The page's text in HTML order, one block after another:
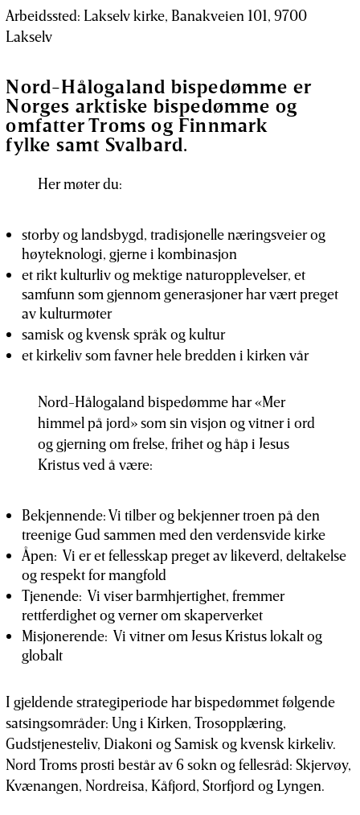
Arbeidssted: Lakselv kirke, Banakveien 101, 9700
Lakselv
Nord-Hålogaland bispedømme er
Norges arktiske bispedømme og
omfatter Troms og Finnmark
fylke samt Svalbard.
Her møter du:
storby og landsbygd, tradisjonelle næringsveier og
høyteknologi, gjerne i kombinasjon
et rikt kulturliv og mektige naturopplevelser, et
samfunn som gjennom generasjoner har vært preget
av kulturmøter
samisk og kvensk språk og kultur
et kirkeliv som favner hele bredden i kirken vår
Nord-Hålogaland bispedømme har «Mer
himmel på jord» som sin visjon og vitner i ord
og gjerning om frelse, frihet og håp i Jesus
Kristus ved å være:
Bekjennende: Vi tilber og bekjenner troen på den
treenige Gud sammen med den verdensvide kirke
Åpen: Vi er et fellesskap preget av likeverd, deltakelse
og respekt for mangfold
Tjenende: Vi viser barmhjertighet, fremmer
rettferdighet og verner om skaperverket
Misjonerende: Vi vitner om Jesus Kristus lokalt og
globalt
I gjeldende strategiperiode har bispedømmet følgende
satsingsområder: Ung i Kirken, Trosopplæring,
Gudstjenesteliv, Diakoni og Samisk og kvensk kirkeliv.
Nord Troms prosti består av 6 sokn og fellesråd: Skjervøy,
Kvænangen, Nordreisa, Kåfjord, Storfjord og Lyngen.